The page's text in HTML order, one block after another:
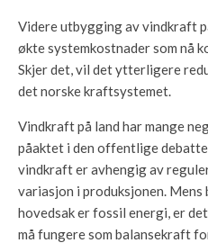
Videre utbygging av vindkraft
økte systemkostnader som nå
Skjer det, vil det ytterligere
det norske kraftsystemet.
Vindkraft på land har mange
påaktet i den offentlige
vindkraft er avhengig av
variasjon i produksjonen.
hovedsak er fossil energi, er
må fungere som balansekraft